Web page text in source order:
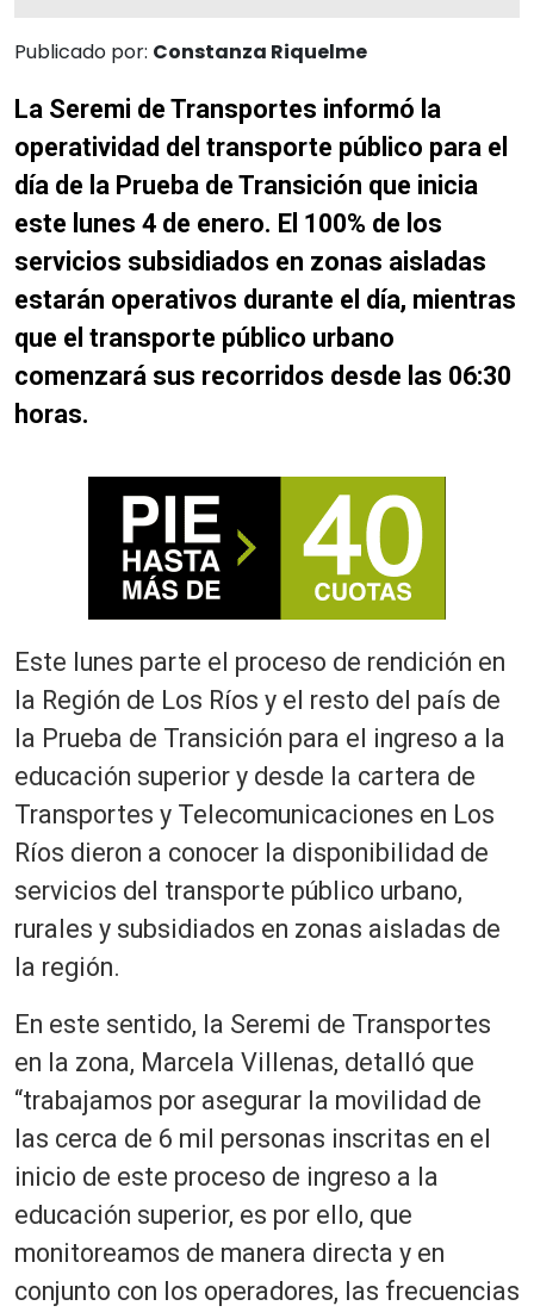
Publicado por: Constanza Riquelme
La Seremi de Transportes informó la
operatividad del transporte público para el
día de la Prueba de Transición que inicia
este lunes 4 de enero. El 100% de los
servicios subsidiados en zonas aisladas
estarán operativos durante el día, mientras
que el transporte público urbano
comenzará sus recorridos desde las 06:30
horas.
Este lunes parte el proceso de rendición en
la Región de Los Ríos y el resto del país de
la Prueba de Transición para el ingreso a la
educación superior y desde la cartera de
Transportes y Telecomunicaciones en Los
Ríos dieron a conocer la disponibilidad de
servicios del transporte público urbano,
rurales y subsidiados en zonas aisladas de
la región.
En este sentido, la Seremi de Transportes
en la zona, Marcela Villenas, detalló que
“trabajamos por asegurar la movilidad de
las cerca de 6 mil personas inscritas en el
inicio de este proceso de ingreso a la
educación superior, es por ello, que
monitoreamos de manera directa y en
conjunto con los operadores, las frecuencias